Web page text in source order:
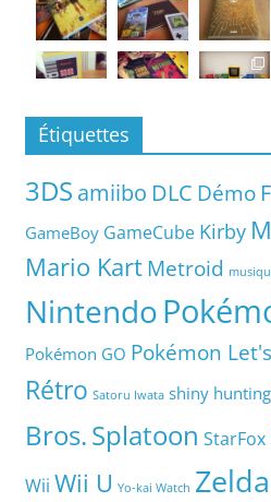
Étiquettes
3DS amiibo DLC Démo
GameBoy GameCube Kirby
Mario KartMetroid
Nintendo
Pokémon GO Pokémon
Rétro Satoru Iwata shiny hunting
Bros.Splatoon StarFox
Wii Wii U Yo-kai Watch Zelda